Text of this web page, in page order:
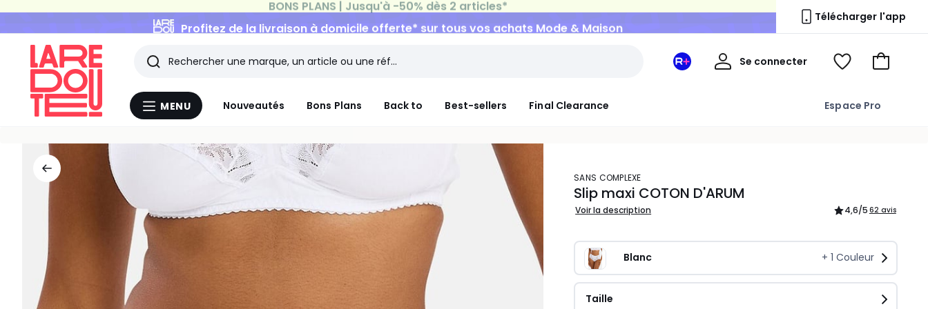
Profitez de la livraison à domicile offerte*sur tous vos achats Mode & Maison Télécharger l'app
Menu
MENU Nouveautés Bons Plans Back to Best-sellers Final Clearance Espace Pro
Rechercher
Les
derniers
articles
consultés
Mon
Se connecter
Mon
Voir
Aller
SANS COMPLEXE
Slip maxi COTON D'ARUM
Voir la description 4,6/5 62 avis
Blanc + 1 Couleur
Taille